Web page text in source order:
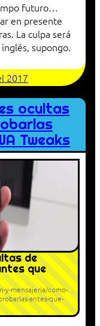
futuro…
en presente
La culpa será
supongo.
2017
ocultas
Tweaks
de
que
y-mensajeria/como-
antes-que-